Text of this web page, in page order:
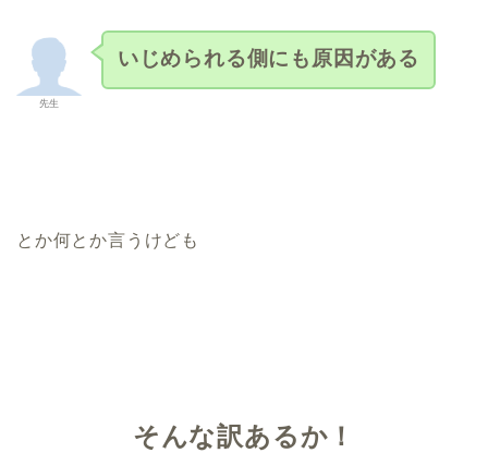
先生
いじめられる側にも原因がある
とか何とか言うけども
そんな訳あるか！